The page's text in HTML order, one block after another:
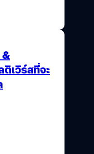
&
เวิร์สที่จะ